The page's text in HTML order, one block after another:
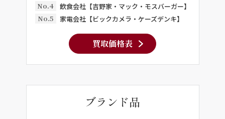
No.4
飲食会社【吉野家・マック・モスバーガー】
No.5
家電会社【ビックカメラ・ケーズデンキ】
買取価格表
ブランド品